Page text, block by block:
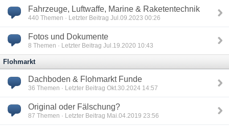
Fahrzeuge, Luftwaffe, Marine & Raketentechnik
440 Themen · Letzter Beitrag Jul.09.2023 00:26
Fotos und Dokumente
8 Themen · Letzter Beitrag Jul.19.2020 10:43
Flohmarkt
Dachboden & Flohmarkt Funde
36 Themen · Letzter Beitrag Okt.30.2024 14:57
Original oder Fälschung?
87 Themen · Letzter Beitrag Mai.04.2019 23:56